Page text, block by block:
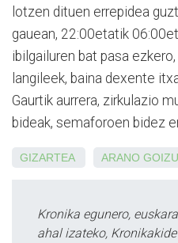
lotzen dituen errepidea
gauean, 22:00etatik
ibilgailuren bat pasa
langileek, baina dexente
Gaurtik aurrera, zirkulazio
bideak, semaforoen bidez
GIZARTEA ARANO
Kronika egunero,
ahal izateko,